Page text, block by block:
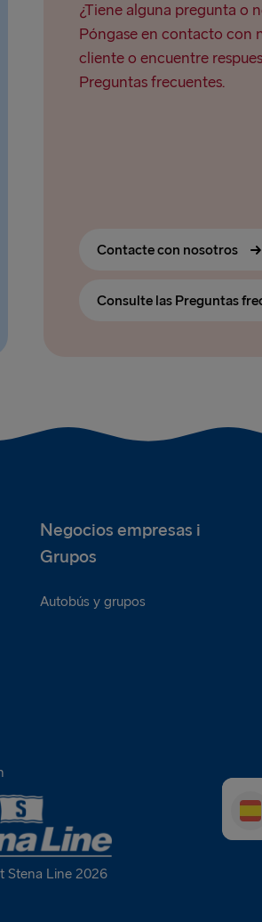
¿Tiene alguna pregunta o
Póngase en contacto con
cliente o encuentre
Preguntas frecuentes.
Contacte con nosotros
Consulte las Preguntas
Negocios empresas i
Grupos
Autobús y grupos
Stena Line 2026